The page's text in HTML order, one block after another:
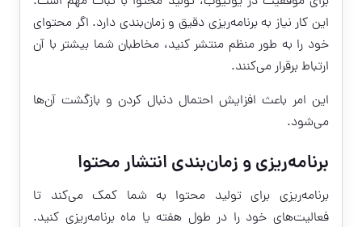
این کار نیاز به برنامه‌ریزی دقیق و زمان‌بندی دارد. اگر محتوای
خود را به طور منظم منتشر کنید، مخاطبان شما بیشتر با آن
ارتباط برقرار می‌کنند.
این امر باعث افزایش احتمال دنبال کردن و بازگشت آن‌ها
می‌شود.
برنامه‌ریزی و زمان‌بندی انتشار محتوا
برنامه‌ریزی برای تولید محتوا به شما کمک می‌کند تا
فعالیت‌های خود را در طول هفته یا ماه برنامه‌ریزی کنید.